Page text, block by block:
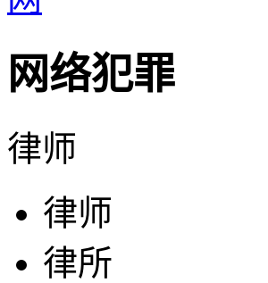
网络犯罪
律师
律师
律所